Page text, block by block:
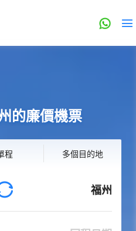
的廉價機票
程 多個目的地
福州